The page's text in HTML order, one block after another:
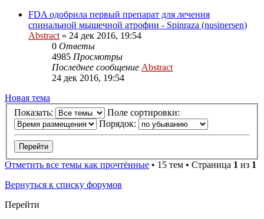
FDA одобрила первый препарат для лечения
спинальной мышечной атрофии - Spinraza (nusinersen)
Abstract » 24 дек 2016, 19:54
0 Ответы
4985 Просмотры
Последнее сообщение Abstract
24 дек 2016, 19:54
Новая тема
Показать:
Поле сортировки:
Порядок:
Отметить все темы как прочтённые • 15 тем • Страница 1 из 1
Вернуться к списку форумов
Перейти